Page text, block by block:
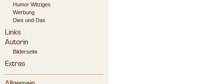
Humor Witziges
Werbung
Dies und Das
Bilderseite